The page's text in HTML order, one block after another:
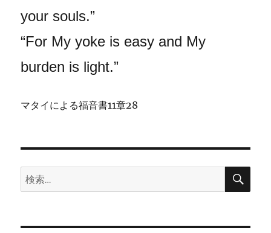
your souls.”
“For My yoke is easy and My
burden is light.”
マタイによる福音書11章28
検
索:
検